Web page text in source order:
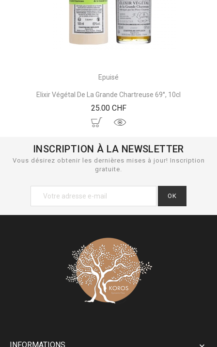
Epuisé
Elixir Végétal De La Grande Chartreuse 69°, 10cl
25.00 CHFPrix
INSCRIPTION À LA NEWSLETTER
Vous désirez obtenir les dernières mises à jour! Inscription
gratuite.
INFORMATIONS